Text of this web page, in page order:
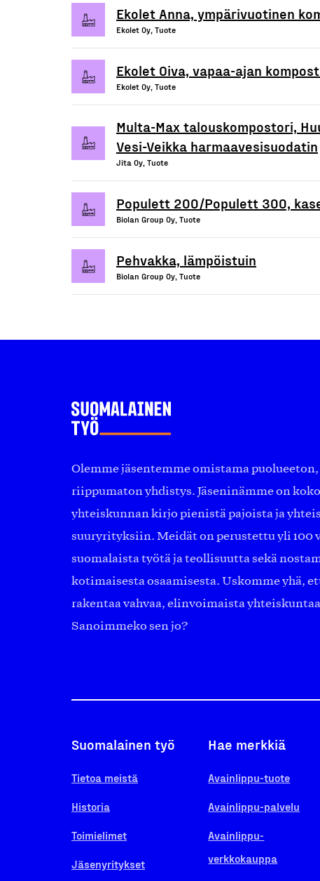
Ekolet Anna, ympärivuotinen
Ekolet Oy, Tuote
Ekolet Oiva, vapaa-ajan
Ekolet Oy, Tuote
Multa-Max talouskompostori,
Vesi-Veikka harmaavesisuodatin
Jita Oy, Tuote
Populett 200/Populett 300,
Biolan Group Oy, Tuote
Pehvakka, lämpöistuin
Biolan Group Oy, Tuote
Olemme jäsentemme omistama
riippumaton yhdistys. Jäseninämme on
yhteiskunnan kirjo pienistä pajoista ja
suuryrityksiin. Meidät on perustettu yli 100
suomalaista työtä ja teollisuutta sekä
kotimaisesta osaamisesta. Uskomme yhä,
rakentaa vahvaa, elinvoimaista
Sanoimmeko sen jo?
Suomalainen työ
Tietoa meistä
Historia
Toimielimet
Jäsenyritykset
Hae merkkiä
Avainlippu-tuote
Avainlippu-palvelu
Avainlippu-
verkkokauppa